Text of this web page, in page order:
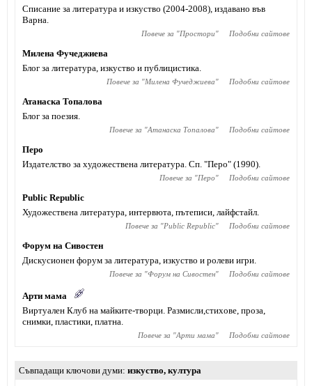
Списание за литература и изкуство (2004-2008), издавано във
Варна.
Повече за "Простори" Подобни сайтове
Милена Фучеджиева
Блог за литература, изкуство и публицистика.
Повече за "Милена Фучеджиева" Подобни сайтове
Атанаска Топалова
Блог за поезия.
Повече за "Атанаска Топалова" Подобни сайтове
Перо
Издателство за художествена литература. Сп. "Перо" (1990).
Повече за "Перо" Подобни сайтове
Public Republic
Художествена литература, интервюта, пътеписи, лайфстайл.
Повече за "Public Republic" Подобни сайтове
Форум на Сивостен
Дискусионен форум за литература, изкуство и ролеви игри.
Повече за "Форум на Сивостен" Подобни сайтове
Арти мама
Виртуален Клуб на майките-творци. Размисли,стихове, проза,
снимки, пластики, платна.
Повече за "Арти мама" Подобни сайтове
Съвпадащи ключови думи изкуство, култура